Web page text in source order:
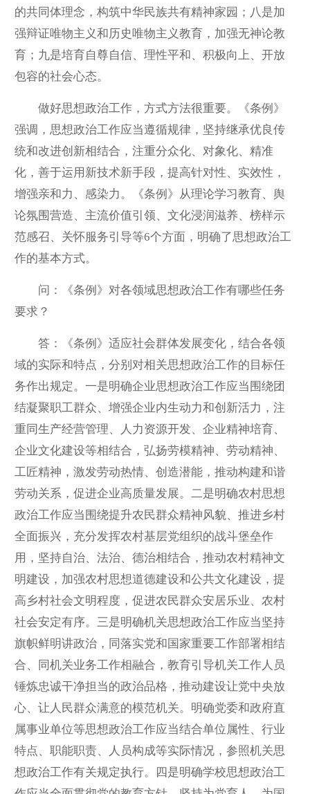
的共同体理念，构筑中华民族共有精神家园；八是加
强辩证唯物主义和历史唯物主义教育，加强无神论教
育；九是培育自尊自信、理性平和、积极向上、开放
包容的社会心态。
做好思想政治工作，方式方法很重要。《条例》
强调，思想政治工作应当遵循规律，坚持继承优良传
统和改进创新相结合，注重分众化、对象化、精准
化，善于运用新技术新手段，提高针对性、实效性，
增强亲和力、感染力。《条例》从理论学习教育、舆
论氛围营造、主流价值引领、文化浸润滋养、榜样示
范感召、关怀服务引导等6个方面，明确了思想政治工
作的基本方式。
问：《条例》对各领域思想政治工作有哪些任务
要求？
答：《条例》适应社会群体发展变化，结合各领
域的实际和特点，分别对相关思想政治工作的目标任
务作出规定。一是明确企业思想政治工作应当围绕团
结凝聚职工群众、增强企业内生动力和创新活力，注
重同生产经营管理、人力资源开发、企业精神培育、
企业文化建设等相结合，弘扬劳模精神、劳动精神、
工匠精神，激发劳动热情、创造潜能，推动构建和谐
劳动关系，促进企业高质量发展。二是明确农村思想
政治工作应当围绕提升农民群众精神风貌、推进乡村
全面振兴，充分发挥农村基层党组织的战斗堡垒作
用，坚持自治、法治、德治相结合，推动农村精神文
明建设，加强农村思想道德建设和公共文化建设，提
高乡村社会文明程度，促进农民群众安居乐业、农村
社会安定有序。三是明确机关思想政治工作应当坚持
旗帜鲜明讲政治，同落实党和国家重要工作部署相结
合、同机关业务工作相融合，教育引导机关工作人员
锤炼忠诚干净担当的政治品格，推动建设让党中央放
心、让人民群众满意的模范机关。明确党委和政府直
属事业单位等思想政治工作应当结合单位属性、行业
特点、职能职责、人员构成等实际情况，参照机关思
想政治工作有关规定执行。四是明确学校思想政治工